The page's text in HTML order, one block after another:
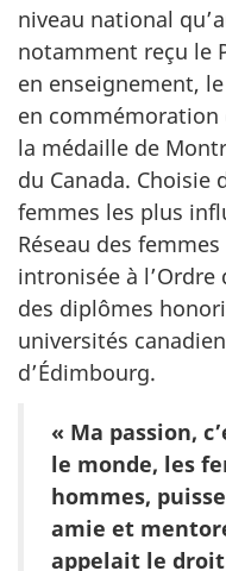
niveau national
notamment reçu le
en enseignement,
en commémoration
la médaille de
du Canada. Choisie
femmes les plus
Réseau des
intronisée à l’Ordre
des diplômes
universités
d’Édimbourg.
« Ma passion,
le monde, les
hommes,
amie et
appelait le